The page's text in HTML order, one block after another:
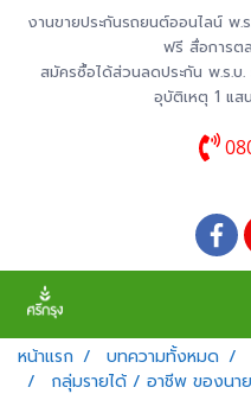
งานขายประกันรถยนต์ออนไลน์
ฟรี สื่อการต
สมัครซื้อได้ส่วนลดประกัน พ.ร.บ
อุบัติเหตุ 1 แ
หน้าแรก บทความทั้งหมด
กลุ่มรายได้ / อาชีพ ของนา